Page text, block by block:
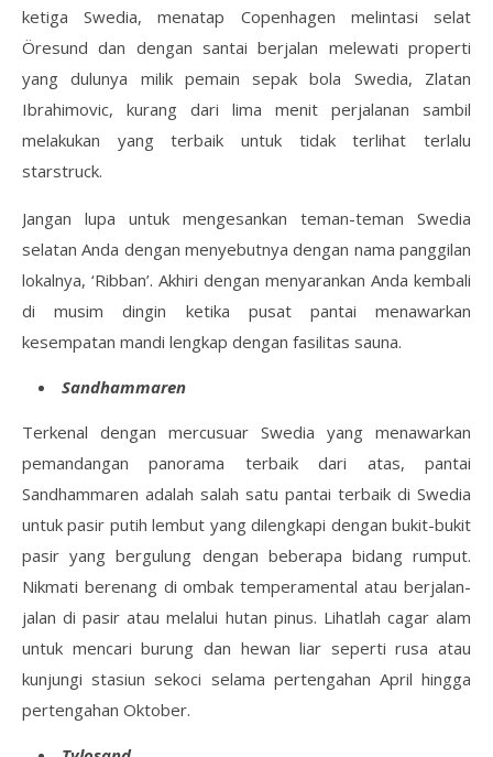
ketiga Swedia, menatap Copenhagen melintasi selat
Öresund dan dengan santai berjalan melewati properti
yang dulunya milik pemain sepak bola Swedia, Zlatan
Ibrahimovic, kurang dari lima menit perjalanan sambil
melakukan yang terbaik untuk tidak terlihat terlalu
starstruck.
Jangan lupa untuk mengesankan teman-teman Swedia
selatan Anda dengan menyebutnya dengan nama panggilan
lokalnya, ‘Ribban’. Akhiri dengan menyarankan Anda kembali
di musim dingin ketika pusat pantai menawarkan
kesempatan mandi lengkap dengan fasilitas sauna.
Sandhammaren
Terkenal dengan mercusuar Swedia yang menawarkan
pemandangan panorama terbaik dari atas, pantai
Sandhammaren adalah salah satu pantai terbaik di Swedia
untuk pasir putih lembut yang dilengkapi dengan bukit-bukit
pasir yang bergulung dengan beberapa bidang rumput.
Nikmati berenang di ombak temperamental atau berjalan-
jalan di pasir atau melalui hutan pinus. Lihatlah cagar alam
untuk mencari burung dan hewan liar seperti rusa atau
kunjungi stasiun sekoci selama pertengahan April hingga
pertengahan Oktober.